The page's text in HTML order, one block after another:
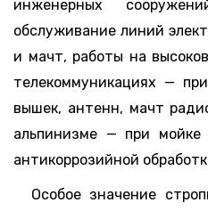
инженерных
обслуживание линий
и мачт, работы на
телекоммуникациях —
вышек, антенн, мачт
альпинизме — при мойке
антикоррозийной
Особое значение